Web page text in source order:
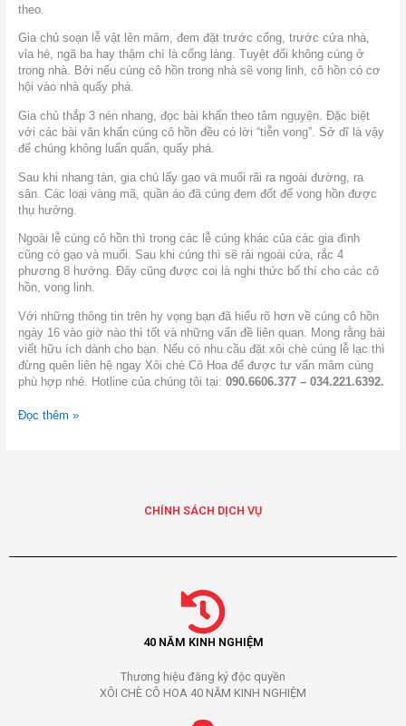
theo.
Gia chủ soạn lễ vật lên mâm, đem đặt trước cổng, trước cửa nhà,
vỉa hè, ngã ba hay thậm chí là cổng làng. Tuyệt đối không cúng ở
trong nhà. Bởi nếu cúng cô hồn trong nhà sẽ vong linh, cô hồn có cơ
hội vào nhà quấy phá.
Gia chủ thắp 3 nén nhang, đọc bài khấn theo tâm nguyện. Đặc biệt
với các bài văn khấn cúng cô hồn đều có lời “tiễn vong”. Sở dĩ là vậy
để chúng không luẩn quẩn, quấy phá.
Sau khi nhang tàn, gia chủ lấy gạo và muối rãi ra ngoài đường, ra
sân. Các loại vàng mã, quần áo đã cúng đem đốt để vong hồn được
thụ hưởng.
Ngoài lễ cúng cô hồn thì trong các lễ cúng khác của các gia đình
cũng có gạo và muối. Sau khi cúng thì sẽ rải ngoài cửa, rắc 4
phương 8 hướng. Đây cũng được coi là nghi thức bố thí cho các cô
hồn, vong linh.
Với những thông tin trên hy vọng bạn đã hiểu rõ hơn về cúng cô hồn
ngày 16 vào giờ nào thì tốt và những vấn đề liên quan. Mong rằng bài
viết hữu ích dành cho bạn. Nếu có nhu cầu đặt xôi chè cúng lễ lạc thì
đừng quên liên hệ ngay Xôi chè Cô Hoa để được tư vấn mâm cúng
phù hợp nhé. Hotline của chúng tôi tại: 090.6606.377 – 034.221.6392.
Đọc thêm »
CHÍNH SÁCH DỊCH VỤ
40 NĂM KINH NGHIỆM
Thương hiệu đăng ký độc quyền
XÔI CHÈ CÔ HOA 40 NĂM KINH NGHIỆM